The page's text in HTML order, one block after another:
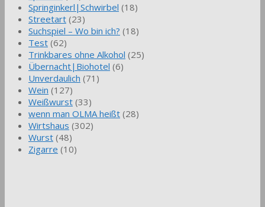
Springinkerl|Schwirbel (18)
Streetart (23)
Suchspiel – Wo bin ich? (18)
Test (62)
Trinkbares ohne Alkohol (25)
Übernacht|Biohotel (6)
Unverdaulich (71)
Wein (127)
Weißwurst (33)
wenn man OLMA heißt (28)
Wirtshaus (302)
Wurst (48)
Zigarre (10)